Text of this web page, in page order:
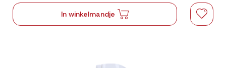
In winkelmandje